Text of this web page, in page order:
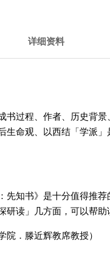
详细资料
书过程、作者、历史背
生命观、以西结「学派
先知书》是十分值得推
研读」几方面，可以帮助
．滕近辉教席教授）